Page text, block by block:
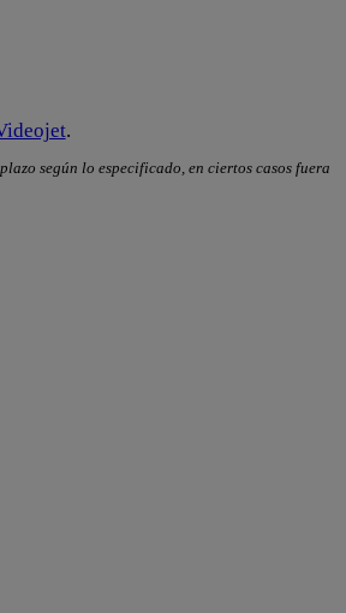
.
según lo especificado, en ciertos casos fuera